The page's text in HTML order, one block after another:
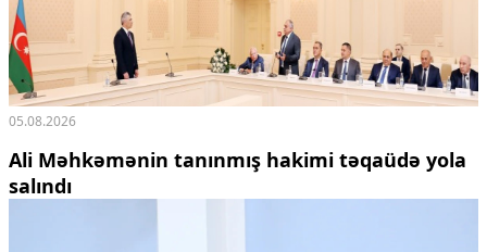
05.08.2026
Ali Məhkəmənin tanınmış hakimi təqaüdə yola
salındı